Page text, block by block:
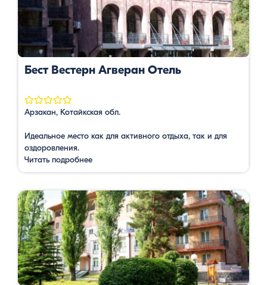
Бест Вестерн Агверан Отель
Арзакан, Котайкская обл.
Идеальное место как для активного отдыха, так и для
оздоровления.
Читать подробнее